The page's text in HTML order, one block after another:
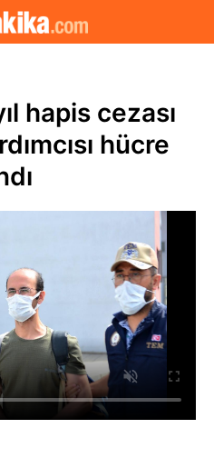
hapis cezası
hücre